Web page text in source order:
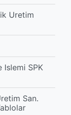
Uretim
Islemi SPK
San.